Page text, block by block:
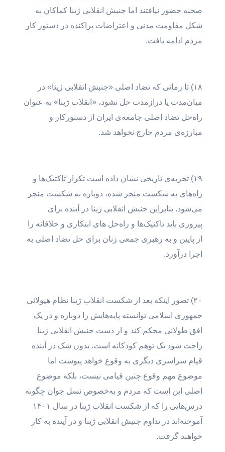
صحنه حضور نیافتند اما جنبش انقلابی ژینا کماکان به
شکل مقاومت مدنی و اعتراضات پراکنده در دستور کار
مردم ادامه یافت.
۱۸) تا زمانی که تضاد اصلی «جنبش انقلابی ژینا» در
میان‌مدت یا درازمدت حل نشود، «انقلاب ژینا» به عنوان
راه‌حل تضاد اصلی جامعه‌ی ایران از دستورکار و
مبارزه‌ی مردم خارج نخواهد شد.
۱۹) تجربه‌ی تاریخی نشان داده است تکرار تاکتیک‌ها و
راه‌های به شکست منجر شده، دوباره به شکست منجر
می‌شود. بنابراین جنبش انقلابی ژینا در آینده برای
پیروزی باید تاکتیک‌ها و راه‌حل های ابتکاری و خلاقانه را
از پایین و به رهبری جمعی زنان برای حل تضاد اصلی به
اجرا درآورد.
۲۰) تصور اینکه بعد از شکست انقلاب ژینا نظام هیولائی
جمهوری اسلامی توانسته پایه‌هایش را دوباره و در یک
افق طولانی محکم کند و از دست جنبش انقلابی ژینا
راحت شود یک توهم کودکانه است. بدون شک در آینده
قیام سراسری دیگری به وقوع خواهد پیوست اما
موضوع مهم وقوع چنین قیامی نیست، بلکه موضوع
اصلی این است که مردم و به‌خصوص نسل جوان چگونه
درس‌هایی را که از شکست انقلاب ژینا در سال ۱۴۰۱
آموخته‌اند در تداوم جنبش انقلابی ژینا و در آینده به کار
خواهند گرفت.